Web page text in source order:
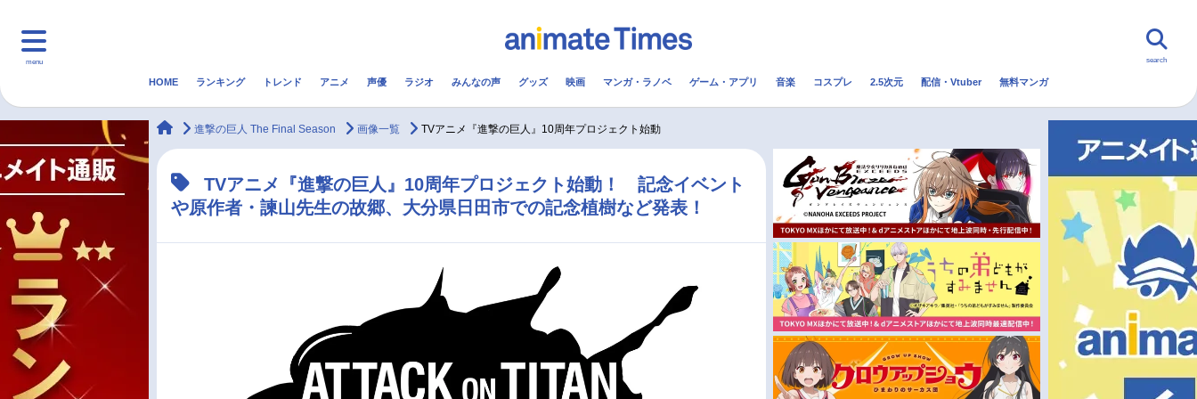
menu
マンガ・ラノベ ゲーム・アプリ 音楽 コスプレ 2.5次元 配信・Vtuber トレンド 無料マンガ
男性声優/女性声優一覧
今期アニメ曜日別一覧
夏アニメ
秋アニメ
冬アニメ
FOLLOW US
search
HOME ランキング トレンド アニメ 声優 ラジオ みんなの声 グッズ 映画 マンガ・ラノベ ゲーム・アプリ 音楽 コスプレ 2.5次元 配信・Vtuber 無料マンガ
animateTimes
進撃の巨人 The Final Season 画像一覧 TVアニメ『進撃の巨人』10周年プロジェクト始動
TVアニメ『進撃の巨人』10周年プロジェクト始動！ 記念イベント
や原作者・諫山先生の故郷、大分県日田市での記念植樹など発表！